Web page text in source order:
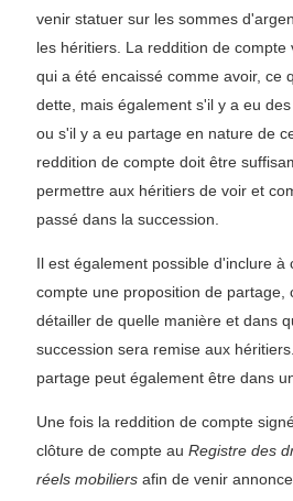
venir statuer sur les sommes
les héritiers. La reddition de
qui a été encaissé comme avoir, ce
dette, mais également s'il y a eu
ou s'il y a eu partage en nature de
reddition de compte doit être
permettre aux héritiers de voir et
passé dans la succession.
Il est également possible d'inclure à
compte une proposition de partage,
détailler de quelle manière et dans
succession sera remise aux
partage peut également être dans
Une fois la reddition de compte
clôture de compte au Registre des
réels mobiliers afin de venir